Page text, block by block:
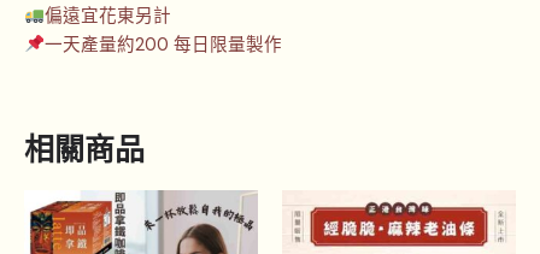
偏遠宜花東另計
一天產量約200 每日限量製作
相關商品
格
此
產